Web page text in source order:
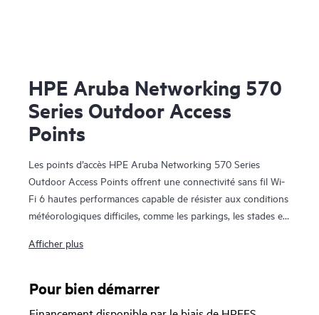
HPE Aruba Networking 570
Series Outdoor Access
Points
Les points d’accès HPE Aruba Networking 570 Series
Outdoor Access Points offrent une connectivité sans fil Wi-
Fi 6 hautes performances capable de résister aux conditions
météorologiques difficiles, comme les parkings, les stades et
radios Bluetooth 5 et 802.15.4/Zigbee et à un débit de
vitesse et la fiabilité nécessaires pour déployer le Wi-Fi 6 à
Afficher plus
Pour bien démarrer